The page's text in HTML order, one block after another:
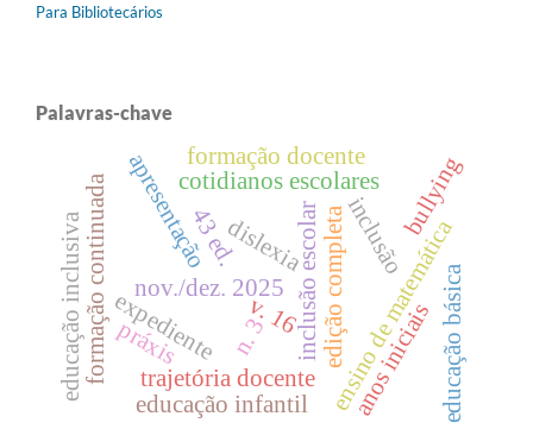
Para Bibliotecários
Palavras-chave
edição completa
v. 16
n. 3
nov./dez. 2025
43 ed.
expediente
apresentação
ensino de matemática
cotidianos escolares
trajetória docente
formação continuada
educação inclusiva inclusão escolar educação básica
educação infantil
inclusão
anos iniciais
formação docente
práxis
dislexia
bullying